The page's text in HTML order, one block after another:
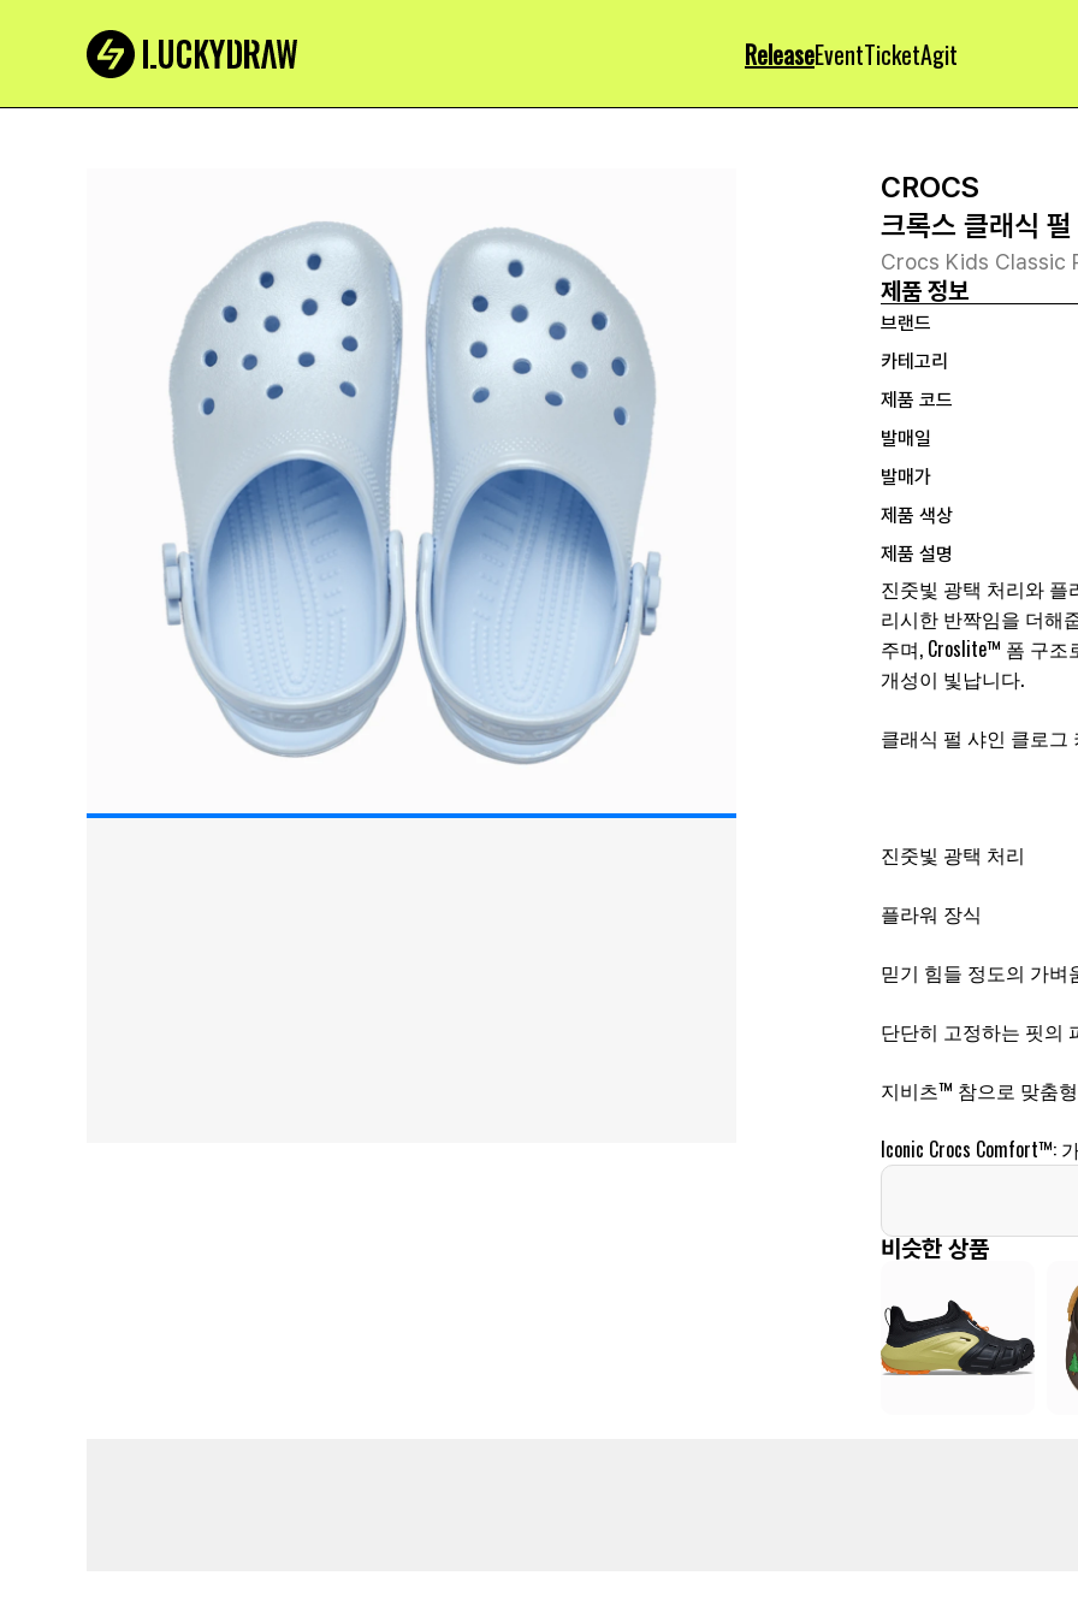
ReleaseEventTicketAgit
CROCS
크록스 클래식
Crocs Kids Classic
제품 정보
브랜드
카테고리
제품 코드
발매일
발매가
제품 색상
제품 설명
진줏빛 광택 처리와
리시한 반짝임을 더해
주며, Croslite™ 폼 구
개성이 빛납니다.
클래식 펄 샤인 클로그
진줏빛 광택 처리
플라워 장식
믿기 힘들 정도의 가벼
단단히 고정하는 핏의
지비츠™ 참으로 맞춤
Iconic Crocs Comfort™:
비슷한 상품